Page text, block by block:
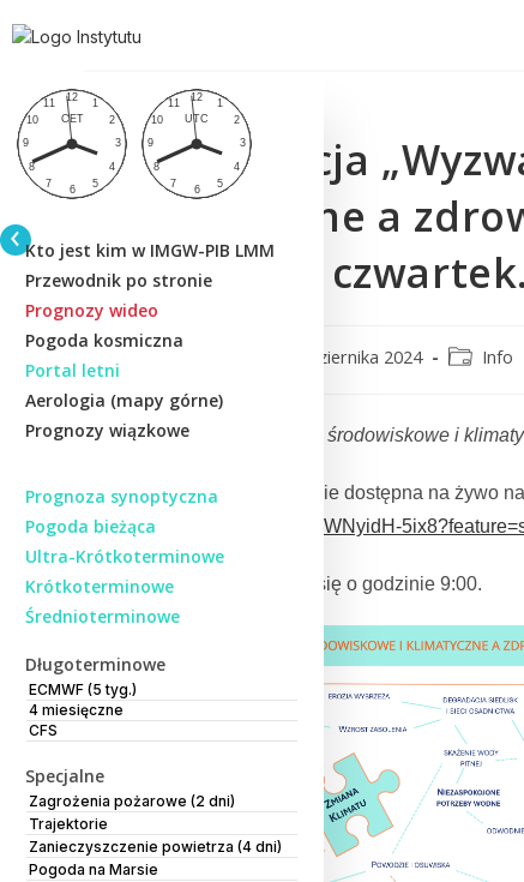
Kto jest kim w IMGW-PIB LMM
Przewodnik po stronie
Prognozy wideo
Pogoda kosmiczna
Portal letni
Aerologia (mapy górne)
Prognozy wiązkowe
Prognoza synoptyczna
Pogoda bieżąca
Ultra-Krótkoterminowe
Krótkoterminowe
Średnioterminowe
Długoterminowe
ECMWF (5 tyg.)
4 miesięczne
CFS
Specjalne
Zagrożenia pożarowe (2 dni)
Trajektorie
Zanieczyszczenie powietrza (4 dni)
Pogoda na Marsie
Konferencja
klimatyczne a
najbliższy czwartek.
23 października 2024 Info
Konferencja „ Wyzwania środowiskowe i
Transmisja on-line będzie dostępna na żywo
https://youtube.com/live/WNyidH-
Transmisja rozpocznie się o godzinie 9:00.